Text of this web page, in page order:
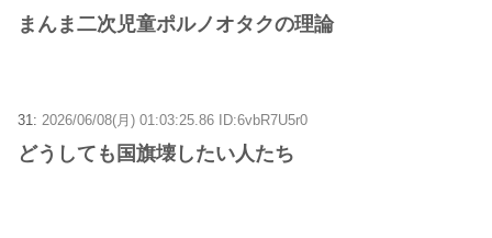
まんま二次児童ポルノオタクの理論
31: 2026/06/08(月) 01:03:25.86 ID:6vbR7U5r0
どうしても国旗壊したい人たち